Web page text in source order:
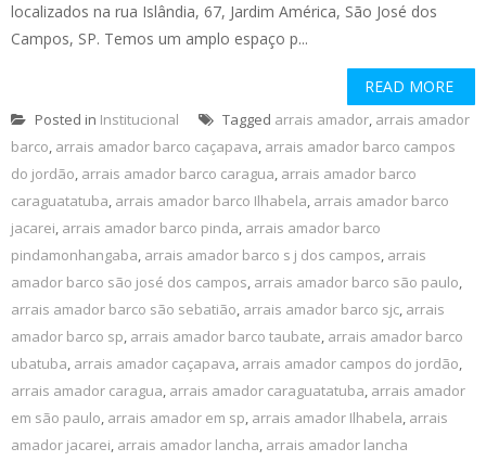
localizados na rua Islândia, 67, Jardim América, São José dos
Campos, SP. Temos um amplo espaço p...
READ MORE
Posted in Institucional Tagged arrais amador, arrais amador
barco, arrais amador barco caçapava, arrais amador barco campos
do jordão, arrais amador barco caragua, arrais amador barco
caraguatatuba, arrais amador barco Ilhabela, arrais amador barco
jacarei, arrais amador barco pinda, arrais amador barco
pindamonhangaba, arrais amador barco s j dos campos, arrais
amador barco são josé dos campos, arrais amador barco são paulo,
arrais amador barco são sebatião, arrais amador barco sjc, arrais
amador barco sp, arrais amador barco taubate, arrais amador barco
ubatuba, arrais amador caçapava, arrais amador campos do jordão,
arrais amador caragua, arrais amador caraguatatuba, arrais amador
em são paulo, arrais amador em sp, arrais amador Ilhabela, arrais
amador jacarei, arrais amador lancha, arrais amador lancha